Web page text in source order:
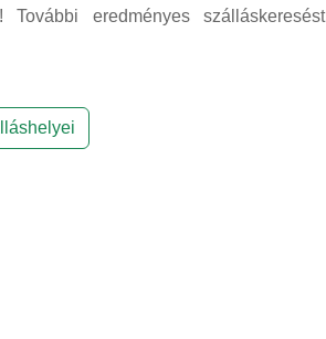
eredményes szálláskeresést